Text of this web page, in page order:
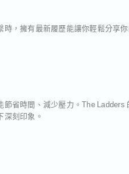
，擁有最新履歷能讓你輕鬆分享
省時間、減少壓力。The
深刻印象。